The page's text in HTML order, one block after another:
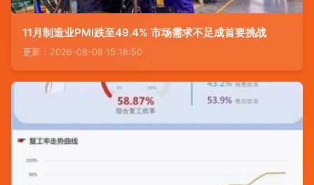
11月制造业PMI跌至49.4% 市场需求不足成首要挑战
更新：2026-08-08 15:18:50